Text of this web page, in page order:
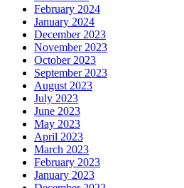
February 2024
January 2024
December 2023
November 2023
October 2023
September 2023
August 2023
July 2023
June 2023
May 2023
April 2023
March 2023
February 2023
January 2023